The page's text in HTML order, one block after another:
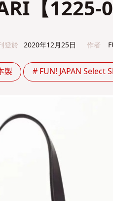
【1225-
登於 2020年12月25日 作者
製 # FUN! JAPAN Select